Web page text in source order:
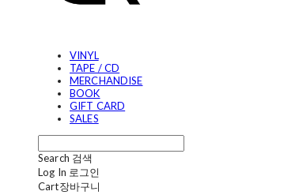
VINYL
TAPE / CD
MERCHANDISE
BOOK
GIFT CARD
SALES
Search 검색
Log In 로그인
Cart장바구니